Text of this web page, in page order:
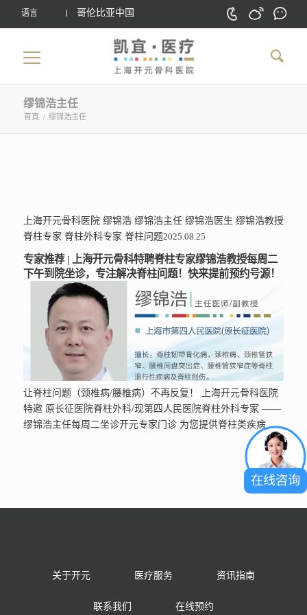
语言 哥伦比亚中国
缪锦浩主任
首頁 / 缪锦浩主任
上海开元骨科医院 缪锦浩 缪锦浩主任 缪锦浩医生 缪锦浩教授
脊柱专家 脊柱外科专家 脊柱问题2025.08.25
专家推荐 | 上海开元骨科特聘脊柱专家缪锦浩教授每周二
下午到院坐诊，专注解决脊柱问题！快来提前预约号源！
让脊柱问题（颈椎病/腰椎病）不再反复！ 上海开元骨科医院
特邀 原长征医院脊柱外科/现第四人民医院脊柱外科专家 ——
缪锦浩主任每周二坐诊开元专家门诊 为您提供脊柱类疾病的
长征医院脊柱外科主任医师，现上海市第四人民医院脊柱外科
海军军医大学（第二军医大学）临床医学本、硕、博连读，师
关于开元 医疗服务 资讯指南
联系我们 在线预约
在线咨询